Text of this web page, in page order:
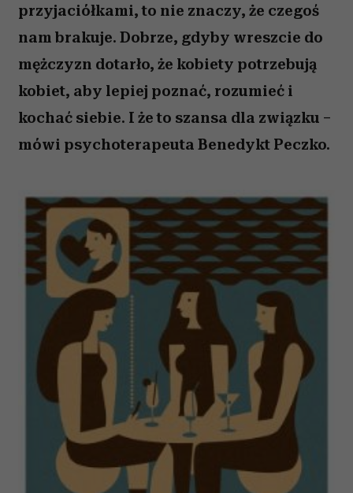
przyjaciółkami, to nie znaczy, że czegoś
nam brakuje. Dobrze, gdyby wreszcie do
mężczyzn dotarło, że kobiety potrzebują
kobiet, aby lepiej poznać, rozumieć i
kochać siebie. I że to szansa dla związku –
mówi psychoterapeuta Benedykt Peczko.